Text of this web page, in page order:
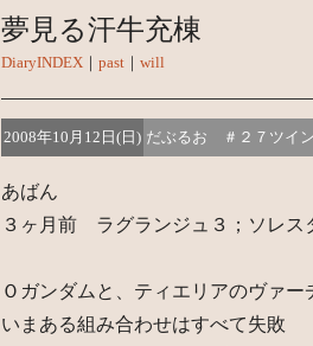
夢見る汗牛充棟
DiaryINDEX ｜ past ｜ will
2008年10月12日(日) だぶるお ＃２７ツイ
あばん
３ヶ月前 ラグランジュ３；ソレス
Ｏガンダムと、ティエリアのヴァ
いまある組み合わせはすべて失敗